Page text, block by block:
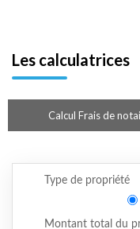
Les calculatrices
Calcul Frais de